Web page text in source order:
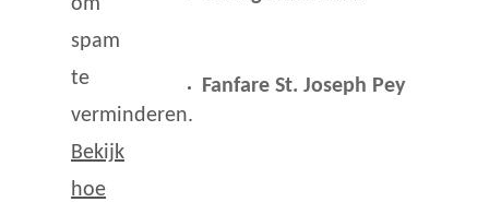
spam
te
verminderen.
Bekijk
hoe
Fanfare St. Joseph Pey